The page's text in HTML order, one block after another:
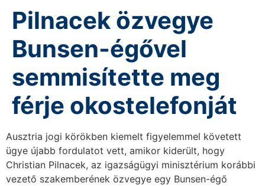
Pilnacek özvegye
Bunsen-égővel
semmisítette meg
férje okostelefonját
Ausztria jogi körökben kiemelt figyelemmel követett
ügye újabb fordulatot vett, amikor kiderült, hogy
Christian Pilnacek, az igazságügyi minisztérium korábbi
vezető szakemberének özvegye egy Bunsen-égő